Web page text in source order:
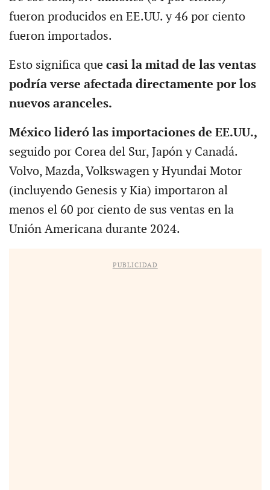
fueron producidos en EE.UU. y 46 por ciento
fueron importados.
Esto significa que casi la mitad de las ventas
podría verse afectada directamente por los
nuevos aranceles.
México lideró las importaciones de EE.UU.,
seguido por Corea del Sur, Japón y Canadá.
Volvo, Mazda, Volkswagen y Hyundai Motor
(incluyendo Genesis y Kia) importaron al
menos el 60 por ciento de sus ventas en la
Unión Americana durante 2024.
PUBLICIDAD